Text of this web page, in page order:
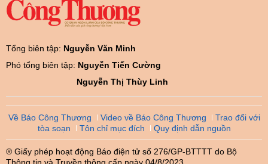
Tổng biên tập: Nguyễn Văn Minh
Phó tổng biên tập: Nguyễn Tiến Cường
Nguyễn Thị Thùy Linh
Về Báo Công Thương Video về Báo Công Thương
Trao đổi với
tòa soạn
Tôn chỉ mục đích Quy định dẫn nguồn
® Giấy phép hoạt động Báo điện tử số 276/GP-BTTTT do Bộ
Thông tin và Truyền thông cấp ngày 04/8/2023